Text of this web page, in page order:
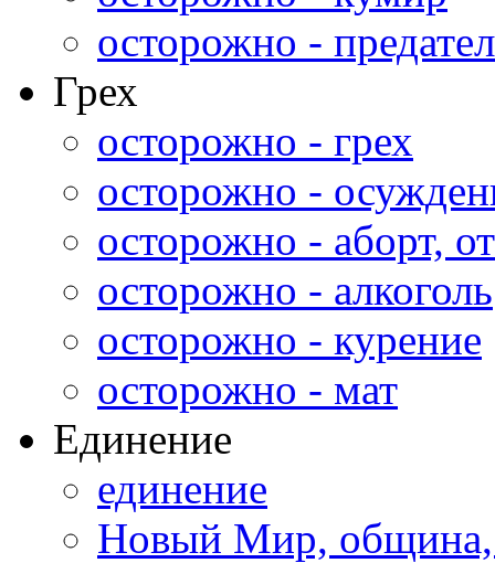
осторожно -
Грех
осторожно - грех
осторожно -
осторожно - аборт,
осторожно - алкоголь
осторожно - курение
осторожно - мат
Единение
единение
Новый Мир,